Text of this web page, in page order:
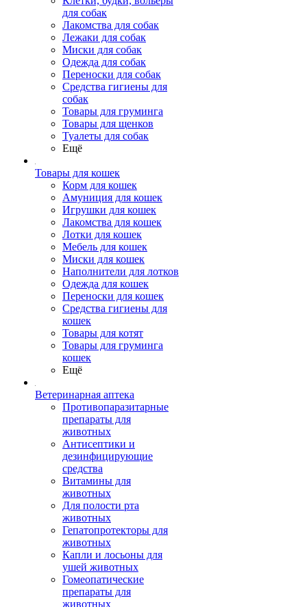
для собак
Лакомства для собак
Лежаки для собак
Миски для собак
Одежда для собак
Переноски для собак
Средства гигиены для
собак
Товары для груминга
Товары для щенков
Туалеты для собак
Ещё
Товары для кошек
Корм для кошек
Амуниция для кошек
Игрушки для кошек
Лакомства для кошек
Лотки для кошек
Мебель для кошек
Миски для кошек
Наполнители для лотков
Одежда для кошек
Переноски для кошек
Средства гигиены для
кошек
Товары для котят
Товары для груминга
кошек
Ещё
Ветеринарная аптека
Противопаразитарные
препараты для
животных
Антисептики и
дезинфицирующие
средства
Витамины для
животных
Для полости рта
животных
Гепатопротекторы для
животных
Капли и лосьоны для
ушей животных
Гомеопатические
препараты для
животных